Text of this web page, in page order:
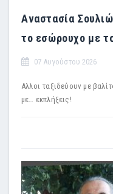
Αναστασία
το εσώρουχο με
07 Αυγούστου 2026
Αλλοι ταξιδεύουν με
με… εκπλήξεις!